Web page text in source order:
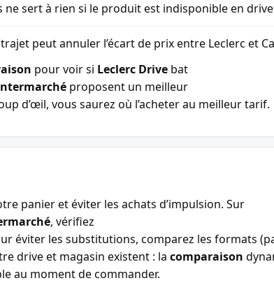
ne sert à rien si le produit est indisponible en
peut annuler l’écart de prix entre Leclerc et
pour voir si Leclerc Drive bat
proposent un meilleur
d’œil, vous saurez où l’acheter au meilleur tarif.
panier et éviter les achats d’impulsion. Sur
, vérifiez
éviter les substitutions, comparez les formats
drive et magasin existent : la comparaison
au moment de commander.